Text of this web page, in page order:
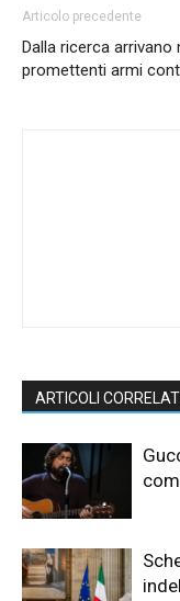
Articolo precedente
Dalla ricerca arrivano
promettenti armi
ARTICOLI CORRELATI